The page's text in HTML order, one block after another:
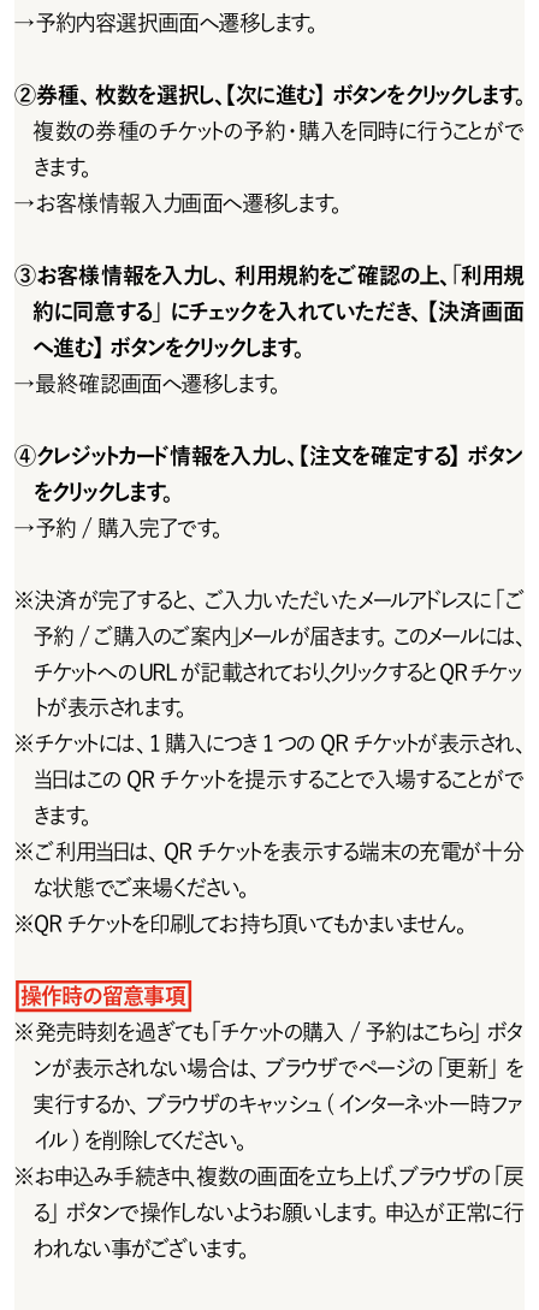
→予約内容選択画面へ遷移します。
②券種、枚数を選択し、【次に進む】ボタンをクリックします。
複 数 の 券 種 の チ ケットの 予 約・購 入を 同 時 に 行うことが で
きます。
→お客様情報入力画面へ遷移します。
③お客様情報を入力し、利用規約をご確認の上、「利用規
約に同意する」にチェックを入れていただき、 【決済画面
へ進む】ボタンをクリックします。
→最終確認画面へ遷移します。
④クレジットカード情報を入力し、【注文を確定する】ボタン
をクリックします。
→予約 / 購入完了です。
※決済が完了すると、ご入力いただいたメールアドレスに「ご
予約 / ご購入のご案内」メールが届きます。このメールには、
チケットへのURLが記載されており、クリックするとQRチケッ
トが表示されます。
※チ ケットには 、1 購 入 に つき 1 つ の Q R チ ケットが 表 示 され 、
当日はこの QR チケットを提示することで入場することがで
きます。
※ご利用当日は、QRチケットを表示する端末の充電が十分
な状態でご来場ください。
※Q R チ ケットを 印 刷してお 持 ち 頂 いてもかまいませ ん 。
操作時の留意事項
※発売時刻を過ぎても「チケットの購入 /予約はこちら」ボタ
ンが表示されない場合は、ブラウザでページの「更新」を
実行するか、ブラウザのキャッシュ ( インターネット一時ファ
イル ) を削除してください。
※お 申 込 み 手 続 き 中 、複 数 の 画 面 を 立 ち 上 げ 、ブ ラ ウ ザ の「 戻
る」ボタンで操 作しないようお願いします。申込が 正常に行
われない事がございます。